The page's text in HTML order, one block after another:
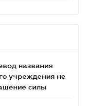
названия
учреждения не
силы